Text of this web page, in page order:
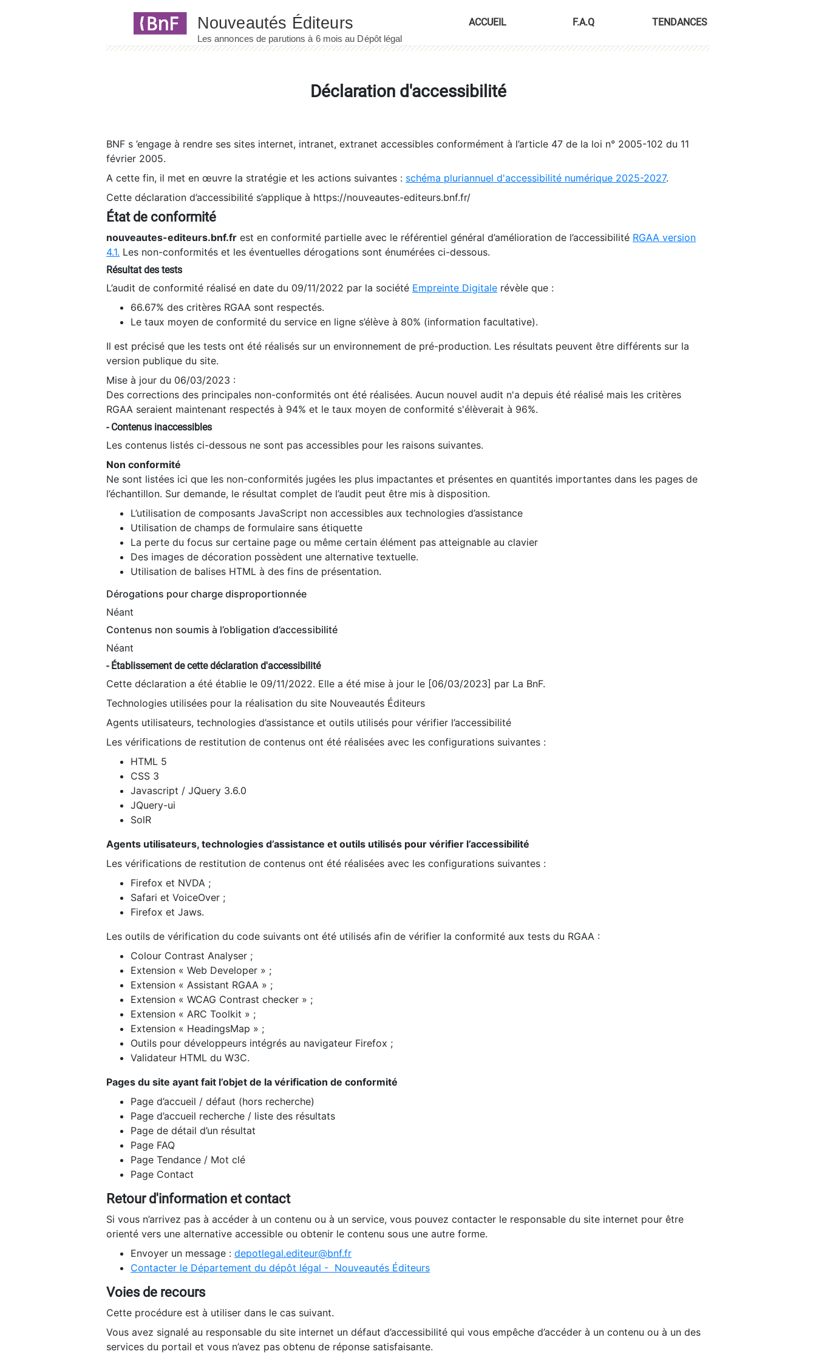
ACCUEIL F.A.Q TENDANCES
Déclaration d'accessibilité
BNF s ’engage à rendre ses sites internet, intranet, extranet accessibles conformément à l’article 47 de la loi n° 2005-102 du 11
février 2005.
A cette fin, il met en œuvre la stratégie et les actions suivantes : schéma pluriannuel d'accessibilité numérique 2025-2027.
Cette déclaration d’accessibilité s’applique à https://nouveautes-editeurs.bnf.fr/
État de conformité
nouveautes-editeurs.bnf.fr est en conformité partielle avec le référentiel général d’amélioration de l’accessibilité RGAA version
4.1. Les non-conformités et les éventuelles dérogations sont énumérées ci-dessous.
Résultat des tests
L’audit de conformité réalisé en date du 09/11/2022 par la société Empreinte Digitale révèle que :
66.67% des critères RGAA sont respectés.
Le taux moyen de conformité du service en ligne s’élève à 80% (information facultative).
Il est précisé que les tests ont été réalisés sur un environnement de pré-production. Les résultats peuvent être différents sur la
version publique du site.
Mise à jour du 06/03/2023 :
Des corrections des principales non-conformités ont été réalisées. Aucun nouvel audit n'a depuis été réalisé mais les critères
RGAA seraient maintenant respectés à 94% et le taux moyen de conformité s'élèverait à 96%.
- Contenus inaccessibles
Les contenus listés ci-dessous ne sont pas accessibles pour les raisons suivantes.
Non conformité
Ne sont listées ici que les non-conformités jugées les plus impactantes et présentes en quantités importantes dans les pages de
l’échantillon. Sur demande, le résultat complet de l’audit peut être mis à disposition.
L’utilisation de composants JavaScript non accessibles aux technologies d’assistance
Utilisation de champs de formulaire sans étiquette
La perte du focus sur certaine page ou même certain élément pas atteignable au clavier
Des images de décoration possèdent une alternative textuelle.
Utilisation de balises HTML à des fins de présentation.
Dérogations pour charge disproportionnée
Néant
Contenus non soumis à l’obligation d’accessibilité
Néant
- Établissement de cette déclaration d'accessibilité
Cette déclaration a été établie le 09/11/2022. Elle a été mise à jour le [06/03/2023] par La BnF.
Technologies utilisées pour la réalisation du site Nouveautés Éditeurs
Agents utilisateurs, technologies d’assistance et outils utilisés pour vérifier l’accessibilité
Les vérifications de restitution de contenus ont été réalisées avec les configurations suivantes :
HTML 5
CSS 3
Javascript / JQuery 3.6.0
JQuery-ui
SolR
Agents utilisateurs, technologies d’assistance et outils utilisés pour vérifier l’accessibilité
Les vérifications de restitution de contenus ont été réalisées avec les configurations suivantes :
Firefox et NVDA ;
Safari et VoiceOver ;
Firefox et Jaws.
Les outils de vérification du code suivants ont été utilisés afin de vérifier la conformité aux tests du RGAA :
Colour Contrast Analyser ;
Extension « Web Developer » ;
Extension « Assistant RGAA » ;
Extension « WCAG Contrast checker » ;
Extension « ARC Toolkit » ;
Extension « HeadingsMap » ;
Outils pour développeurs intégrés au navigateur Firefox ;
Validateur HTML du W3C.
Pages du site ayant fait l’objet de la vérification de conformité
Page d’accueil / défaut (hors recherche)
Page d’accueil recherche / liste des résultats
Page de détail d’un résultat
Page FAQ
Page Tendance / Mot clé
Page Contact
Retour d'information et contact
Si vous n’arrivez pas à accéder à un contenu ou à un service, vous pouvez contacter le responsable du site internet pour être
orienté vers une alternative accessible ou obtenir le contenu sous une autre forme.
Envoyer un message : depotlegal.editeur@bnf.fr
Contacter le Département du dépôt légal - Nouveautés Éditeurs
Voies de recours
Cette procédure est à utiliser dans le cas suivant.
Vous avez signalé au responsable du site internet un défaut d’accessibilité qui vous empêche d’accéder à un contenu ou à un des
services du portail et vous n’avez pas obtenu de réponse satisfaisante.